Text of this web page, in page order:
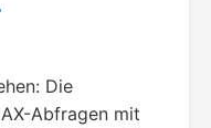
Die
Abfragen mit